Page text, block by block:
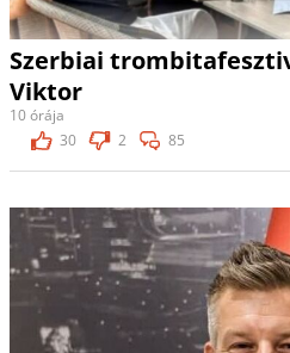
Szerbiai
Viktor
10 órája
30
2 85